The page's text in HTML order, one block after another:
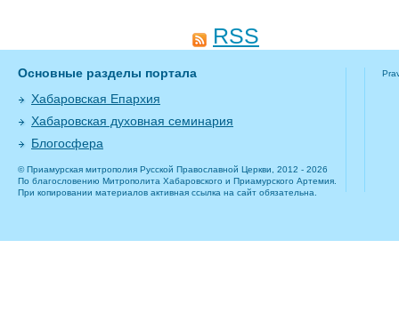
RSS
Основные разделы портала
Хабаровская Епархия
Хабаровская духовная семинария
Блогосфера
© Приамурская митрополия Русской Православной Церкви, 2012 - 2026
По благословению Митрополита Хабаровского и Приамурского Артемия.
При копировании материалов активная ссылка на сайт обязательна.